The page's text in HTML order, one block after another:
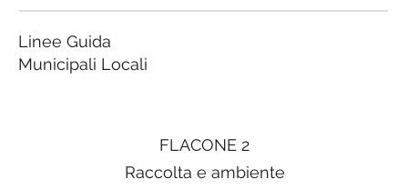
FLACONE 2
Raccolta e ambiente
Linee Guida
Municipali Locali